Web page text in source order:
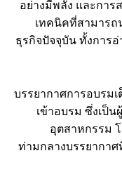
อย่างมีพลัง และการ
เทคนิคที่สามารถ
ธุรกิจปัจจุบัน ทั้งการ
บรรยากาศการอบรม
เข้าอบรม ซึ่งเป็
อุตสาหกรรม
ท่ามกลางบรรยากาศ